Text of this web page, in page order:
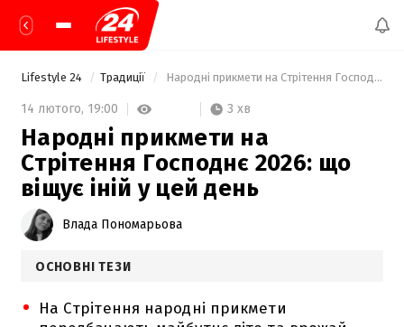
Lifestyle 24 Традиції Народні прикмети на Стрітення Господнє 2026: що віщує іній у цей день
14 лютого, 19:00 3 хв
Народні прикмети на
Стрітення Господнє 2026: що
віщує іній у цей день
Влада Пономарьова
ОСНОВНІ ТЕЗИ
На Стрітення народні прикмети